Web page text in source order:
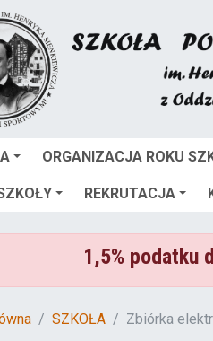
ORGANIZACJA ROKU
REKRUTACJA
1,5% podatku
SZKOŁA Zbiórka